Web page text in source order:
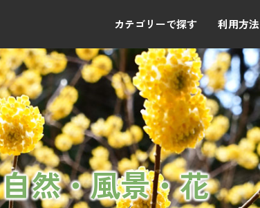
カテゴリーで探す 利用方法
自然・風景・花